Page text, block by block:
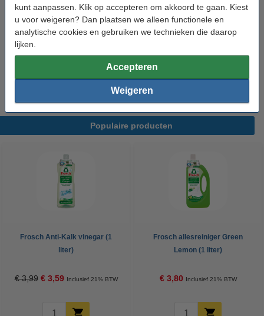
kunt aanpassen. Klik op accepteren om akkoord te gaan. Kiest
u voor weigeren? Dan plaatsen we alleen functionele en
analytische cookies en gebruiken we technieken die daarop
lijken.
Accepteren
Weigeren
Finish Machinereiniger Citroen (250 ml)
€ 2,79
Finish Vaatwasverfrisser Citrofresh (50
vaatwasbeurten)
Populaire producten
Frosch Anti-Kalk vinegar (1
liter)
€ 3,99 € 3,59 Inclusief 21% BTW
Frosch allesreiniger Green
Lemon (1 liter)
€ 3,80 Inclusief 21% BTW